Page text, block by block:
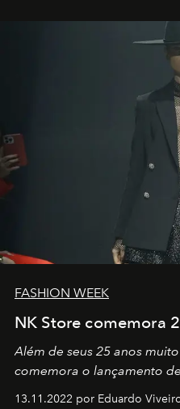
por propósitos, com um
FASHION WEEK
NK Store comemora
Além de seus 25 anos
comemora o lançamento
13.11.2022 por Eduardo